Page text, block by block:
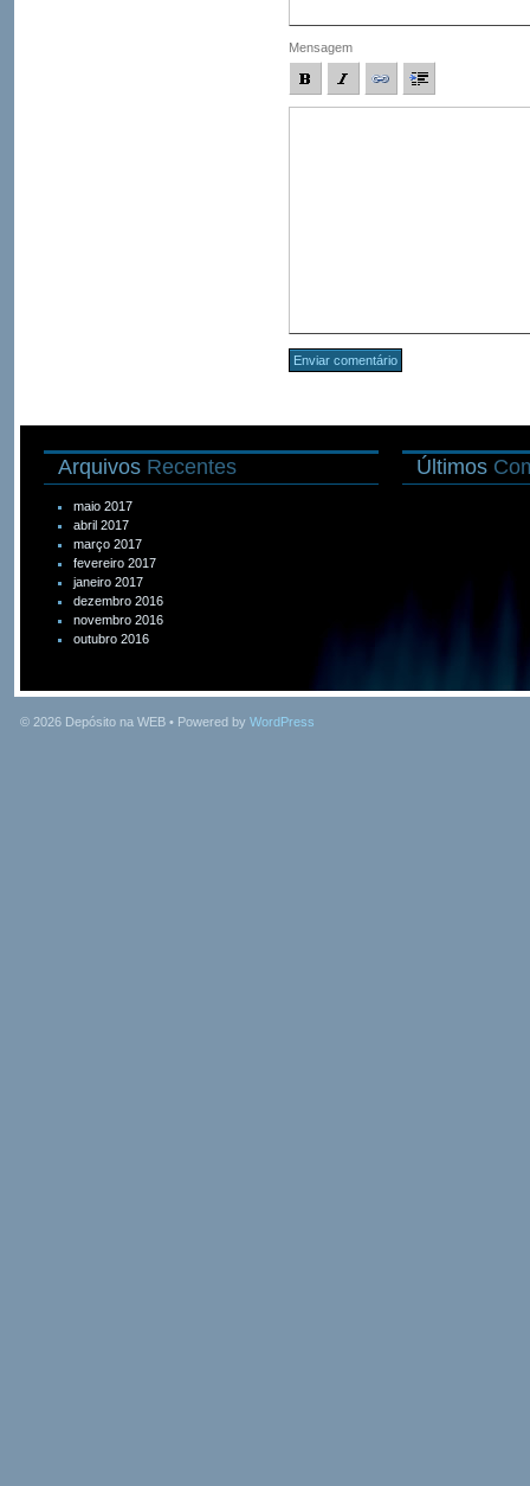
Mensagem
Arquivos Recentes
maio 2017
abril 2017
março 2017
fevereiro 2017
janeiro 2017
dezembro 2016
novembro 2016
outubro 2016
Últimos
© 2026 Depósito na WEB • Powered by WordPress